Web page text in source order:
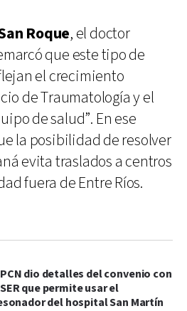
Roque, el doctor
que este tipo de
el crecimiento
de Traumatología y el
de salud”. En ese
la posibilidad de resolver
evita traslados a centros
fuera de Entre Ríos.
dio detalles del convenio con
que permite usar el
del hospital San Martín